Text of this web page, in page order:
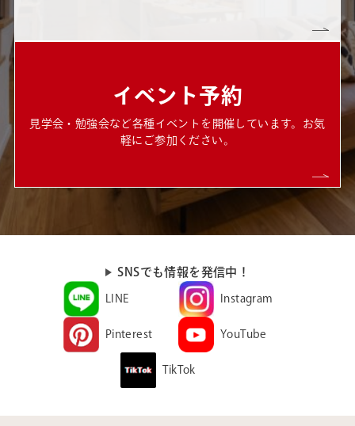
イベント予約
見学会・勉強会など各種イベントを開催しています。お気
軽にご参加ください。
SNSでも情報を発信中！
LINE Instagram
Pinterest YouTube
TikTok